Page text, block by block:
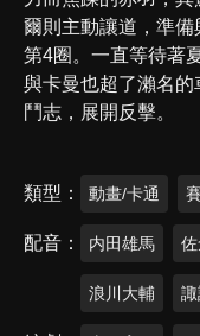
爾則主動讓道，準
第4圈。一直等待著
與卡曼也超了瀨名
鬥志，展開反擊。
類型 動畫/卡通
配音 内田雄馬
浪川大輔